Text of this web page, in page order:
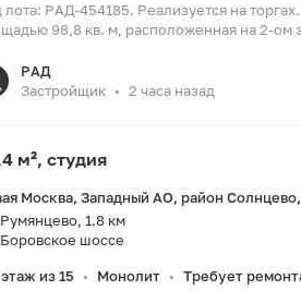
лота: РАД-454185. Реализуется на
98,8 кв. м, расположенная на 2-ом
РАД
Застройщик • 2 часа назад
м², студия
Москва, Западный АО, район
Румянцево, 1.8 км
Боровское шоссе
из 15 • Монолит • Требует